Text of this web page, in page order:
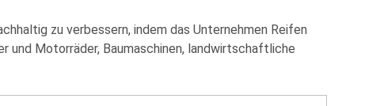
zu verbessern, indem das Unternehmen Reifen
und Motorräder, Baumaschinen, landwirtschaftliche